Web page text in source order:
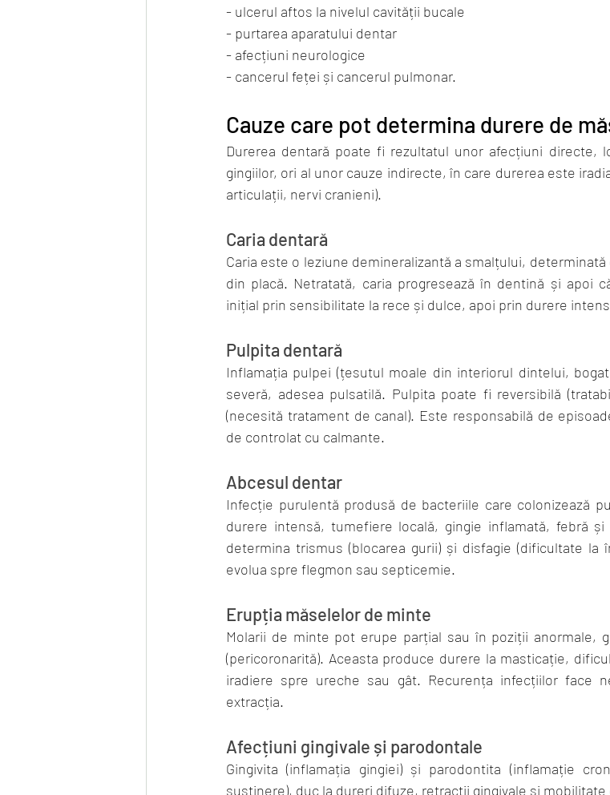
- ulcerul aftos la nivelul cavității bucale
- purtarea aparatului dentar
- afecțiuni neurologice
- cancerul feței și cancerul pulmonar.
Cauze care pot determina durere de
Durerea dentară poate fi rezultatul unor afecțiuni directe,
gingiilor, ori al unor cauze indirecte, în care durerea este
articulații, nervi cranieni).
Caria dentară
Caria este o leziune demineralizantă a smalțului,
din placă. Netratată, caria progresează în dentină și apoi
inițial prin sensibilitate la rece și dulce, apoi prin durere
Pulpita dentară
Inflamația pulpei (țesutul moale din interiorul dintelui,
severă, adesea pulsatilă. Pulpita poate fi reversibilă
(necesită tratament de canal). Este responsabilă de
de controlat cu calmante.
Abcesul dentar
Infecție purulentă produsă de bacteriile care colonizează
durere intensă, tumefiere locală, gingie inflamată, febră
determina trismus (blocarea gurii) și disfagie (dificultate la
evolua spre flegmon sau septicemie.
Erupția măselelor de minte
Molarii de minte pot erupe parțial sau în poziții anormale,
(pericoronarită). Aceasta produce durere la masticație,
iradiere spre ureche sau gât. Recurența infecțiilor face
extracția.
Afecțiuni gingivale și parodontale
Gingivita (inflamația gingiei) și parodontita (inflamație
susținere), duc la dureri difuze, retracții gingivale și mobilitate